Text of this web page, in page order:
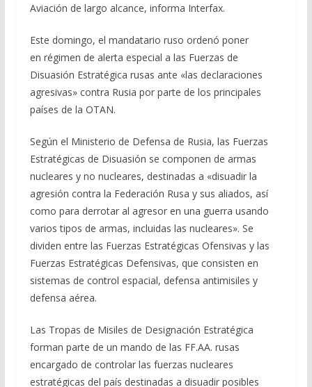
Aviación de largo alcance, informa Interfax.
Este domingo, el mandatario ruso ordenó poner
en régimen de alerta especial a las Fuerzas de
Disuasión Estratégica rusas ante «las declaraciones
agresivas» contra Rusia por parte de los principales
países de la OTAN.
Según el Ministerio de Defensa de Rusia, las Fuerzas
Estratégicas de Disuasión se componen de armas
nucleares y no nucleares, destinadas a «disuadir la
agresión contra la Federación Rusa y sus aliados, así
como para derrotar al agresor en una guerra usando
varios tipos de armas, incluidas las nucleares». Se
dividen entre las Fuerzas Estratégicas Ofensivas y las
Fuerzas Estratégicas Defensivas, que consisten en
sistemas de control espacial, defensa antimisiles y
defensa aérea.
Las Tropas de Misiles de Designación Estratégica
forman parte de un mando de las FF.AA. rusas
encargado de controlar las fuerzas nucleares
estratégicas del país destinadas a disuadir posibles